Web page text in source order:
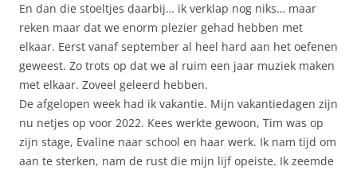
En dan die stoeltjes daarbij… ik verklap nog niks… maar
reken maar dat we enorm plezier gehad hebben met
elkaar. Eerst vanaf september al heel hard aan het oefenen
geweest. Zo trots op dat we al ruim een jaar muziek maken
met elkaar. Zoveel geleerd hebben.
De afgelopen week had ik vakantie. Mijn vakantiedagen zijn
nu netjes op voor 2022. Kees werkte gewoon, Tim was op
zijn stage, Evaline naar school en haar werk. Ik nam tijd om
aan te sterken, nam de rust die mijn lijf opeiste. Ik zeemde